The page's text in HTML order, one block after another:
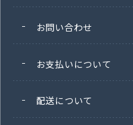
お問い合わせ
お支払いについて
配送について